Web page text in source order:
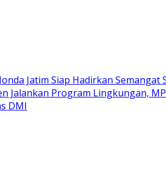
Jatim Siap Hadirkan Semangat
Jalankan Program Lingkungan,
DMI